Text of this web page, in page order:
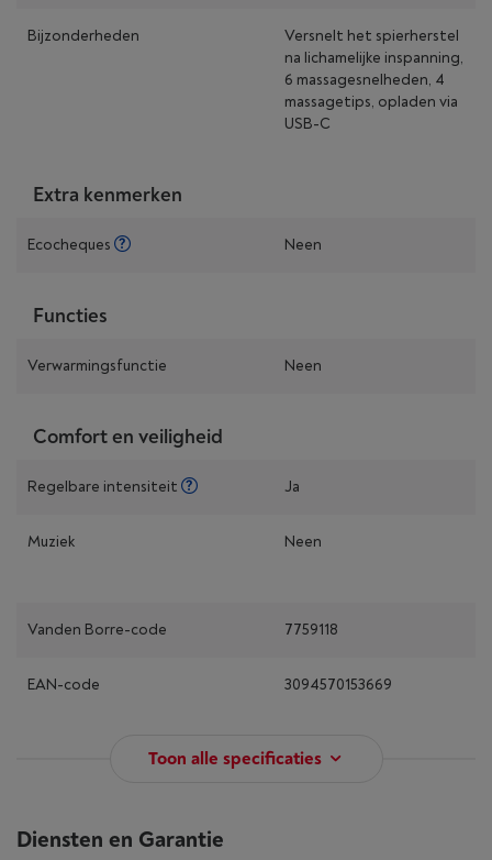
Bijzonderheden
Versnelt het spierherstel
na lichamelijke inspanning,
6 massagesnelheden, 4
massagetips, opladen via
USB-C
Extra kenmerken
Ecocheques Neen
Functies
Verwarmingsfunctie Neen
Comfort en veiligheid
Regelbare intensiteit Ja
Muziek Neen
Vanden Borre-code 7759118
EAN-code 3094570153669
Toon alle specificaties
Diensten en Garantie